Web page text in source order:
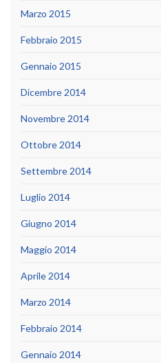
Marzo 2015
Febbraio 2015
Gennaio 2015
Dicembre 2014
Novembre 2014
Ottobre 2014
Settembre 2014
Luglio 2014
Giugno 2014
Maggio 2014
Aprile 2014
Marzo 2014
Febbraio 2014
Gennaio 2014